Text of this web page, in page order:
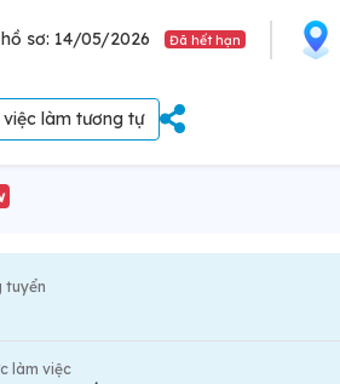
sơ: 14/05/2026 Đã hết hạn
việc làm tương tự
tuyển
làm việc